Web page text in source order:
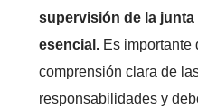
supervisión de la
esencial.Es importante
comprensión clara de
responsabilidades y